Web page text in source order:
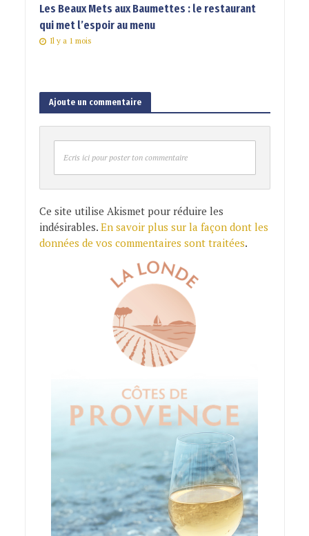
Les Beaux Mets aux Baumettes : le restaurant
qui met l’espoir au menu
Il y a 1 mois
Ajoute un commentaire
Ecris ici pour poster ton commentaire
Ce site utilise Akismet pour réduire les
indésirables. En savoir plus sur la façon dont les
données de vos commentaires sont traitées.